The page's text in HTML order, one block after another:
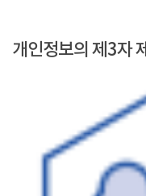
개인정보의 제3자